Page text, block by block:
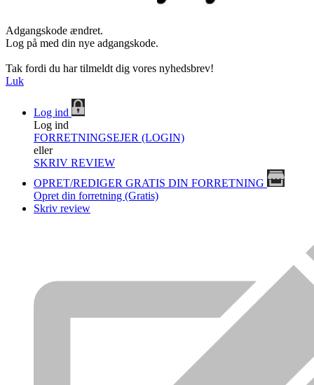
Adgangskode ændret.
Log på med din nye adgangskode.
Tak fordi du har tilmeldt dig vores nyhedsbrev!
Luk
Log ind
Log ind
FORRETNINGSEJER (LOGIN)
eller
SKRIV REVIEW
OPRET/REDIGER GRATIS DIN FORRETNING
Opret din forretning (Gratis)
Skriv review